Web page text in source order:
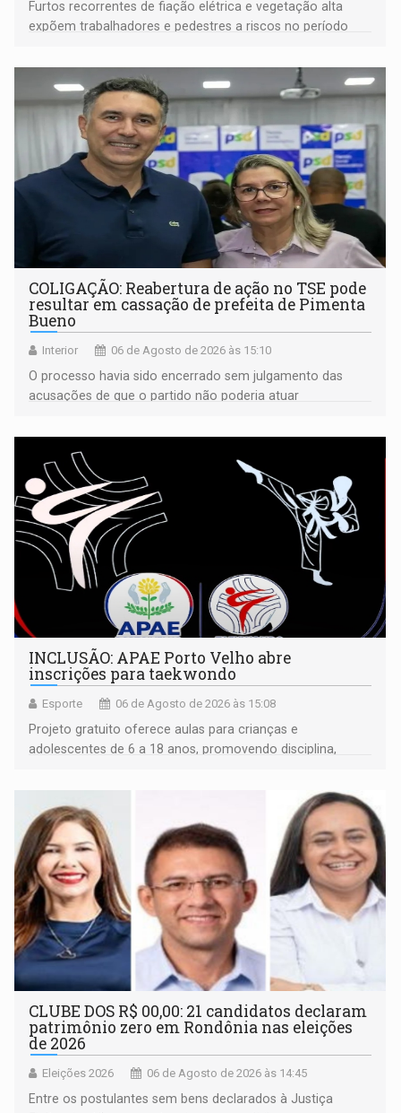
Furtos recorrentes de fiação elétrica e vegetação alta
expõem trabalhadores e pedestres a riscos no período
COLIGAÇÃO: Reabertura de ação no TSE pode
resultar em cassação de prefeita de Pimenta
Bueno
Interior 06 de Agosto de 2026 às 15:10
O processo havia sido encerrado sem julgamento das
acusações de que o partido não poderia atuar
INCLUSÃO: APAE Porto Velho abre
inscrições para taekwondo
Esporte 06 de Agosto de 2026 às 15:08
Projeto gratuito oferece aulas para crianças e
adolescentes de 6 a 18 anos, promovendo disciplina,
CLUBE DOS R$ 00,00: 21 candidatos declaram
patrimônio zero em Rondônia nas eleições
de 2026
Eleições 2026 06 de Agosto de 2026 às 14:45
Entre os postulantes sem bens declarados à Justiça